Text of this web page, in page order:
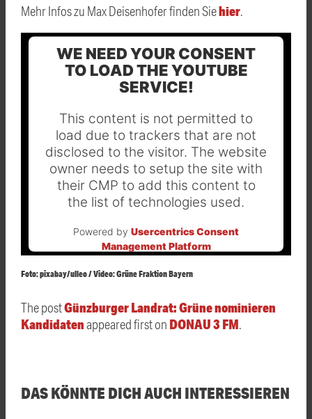
Mehr Infos zu Max Deisenhofer finden Siehier
WE NEED YOUR CONSENT
TO LOAD THE YOUTUBE
SERVICE!
This content is not permitted to
load due to trackers that are not
disclosed to the visitor. The website
owner needs to setup the site with
their CMP to add this content to
the list of technologies used.
Powered by Usercentrics Consent
Management Platform
Foto: pixabay/ulleo / Video: Grüne Fraktion Bayern
The postGünzburger Landrat: Grüne nominieren
Kandidatenappeared first on DONAU 3 FM
DAS KÖNNTE DICH AUCH INTERESSIEREN